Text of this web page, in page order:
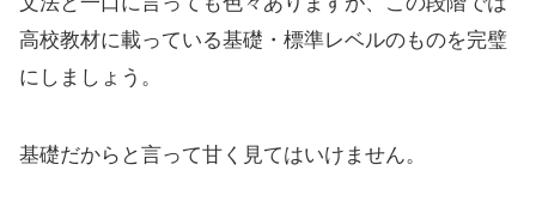
高校教材に載っている基礎・標準レベルのものを完璧
にしましょう。
基礎だからと言って甘く見てはいけません。